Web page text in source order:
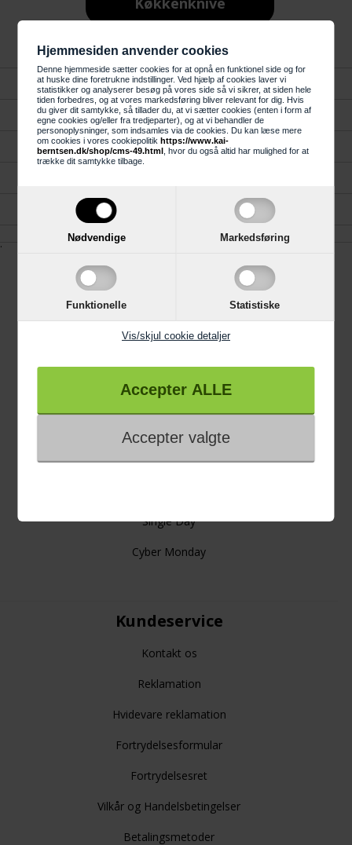
Hjemmesiden anvender cookies
Denne hjemmeside sætter cookies for at opnå en funktionel side og for
at huske dine foretrukne indstillinger. Ved hjælp af cookies laver vi
statistikker og analyserer besøg på vores side så vi sikrer, at siden hele
tiden forbedres, og at vores markedsføring bliver relevant for dig. Hvis
du giver dit samtykke, så tillader du, at vi sætter cookies (enten i form af
egne cookies og/eller fra tredjeparter), og at vi behandler de
personoplysninger, som indsamles via de cookies. Du kan læse mere
om cookies i vores cookiepolitikhttps://www.kai-
berntsen.dk/shop/cms-49.html , hvor du også altid har mulighed for at
trække dit samtykke tilbage.
Nødvendige Markedsføring
Funktionelle Statistiske
Vis/skjul cookie detaljer
Forside
Kundeservice
Gavekort
Kundeservice
Kontakt os
Reklamation
Hvidevare reklamation
Fortrydelsesformular
Fortrydelsesret
Vilkår og Handelsbetingelser
Betalingsmetoder
Information
Trustpilot
4 års garanti
Links
Gode råd
Viden om
Single Day
Cyber Monday
.